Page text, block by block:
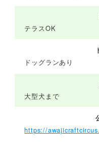
テラスOK
ドッグランあり
大型犬まで
https://